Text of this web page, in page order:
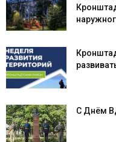
С Днём